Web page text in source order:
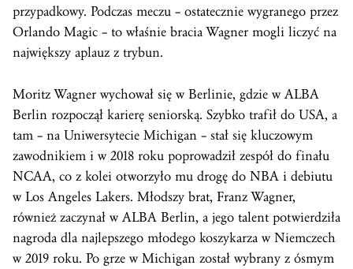
przypadkowy. Podczas meczu – ostatecznie wygranego przez
Orlando Magic – to właśnie bracia Wagner mogli liczyć na
największy aplauz z trybun.
Moritz Wagner wychował się w Berlinie, gdzie w ALBA
Berlin rozpoczął karierę seniorską. Szybko trafił do USA, a
tam – na Uniwersytecie Michigan – stał się kluczowym
zawodnikiem i w 2018 roku poprowadził zespół do finału
NCAA, co z kolei otworzyło mu drogę do NBA i debiutu
w Los Angeles Lakers. Młodszy brat, Franz Wagner,
również zaczynał w ALBA Berlin, a jego talent potwierdziła
nagroda dla najlepszego młodego koszykarza w Niemczech
w 2019 roku. Po grze w Michigan został wybrany z ósmym